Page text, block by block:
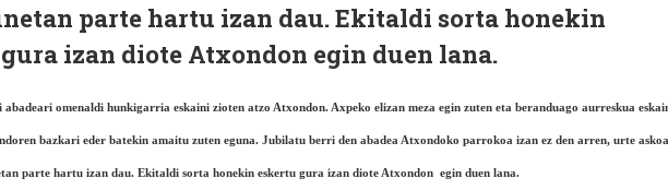
parte hartu izan dau. Ekitaldi sorta honekin
izan diote Atxondon egin duen lana.
omenaldi hunkigarria eskaini zioten atzo Atxondon. Axpeko elizan meza egin zuten eta beranduago aurreskua
bazkari eder batekin amaitu zuten eguna. Jubilatu berri den abadea Atxondoko parrokoa izan ez den arren, urte
parte hartu izan dau. Ekitaldi sorta honekin eskertu gura izan diote Atxondon  egin duen lana.